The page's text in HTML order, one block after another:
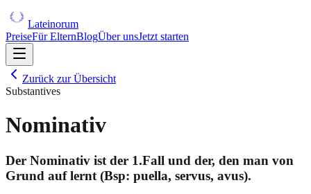
Lateinorum
PreiseFür ElternBlogÜber unsJetzt starten
Zurück zur Übersicht
Substantives
Nominativ
Der Nominativ ist der 1.Fall und der, den man von
Grund auf lernt (Bsp: puella, servus, avus).